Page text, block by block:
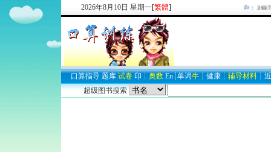
2026年8月 10日 星期一[繁體] 欢迎新注册用户：
口算指导 题库 试卷 印 ┊ 奥数 En ┊ 单词牛 ┊ 健康 ┊ 辅导材料 ┊
超级图书搜索